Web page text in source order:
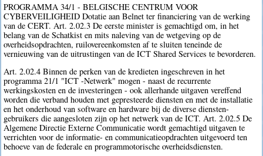
PROGRAMMA 34/1 - BELGISCHE CENTRUM VOOR
CYBERVEILIGHEID Dotatie aan Belnet ter financiering van de werking
van de CERT. Art. 2.02.3 De eerste minister is gemachtigd om, in het
belang van de Schatkist en mits naleving van de wetgeving op de
overheidsopdrachten, ruilovereenkomsten af te sluiten teneinde de
vernieuwing van de uitrustingen van de ICT Shared Services te bevorderen.
Art. 2.02.4 Binnen de perken van de kredieten ingeschreven in het
programma 21/1 "ICT -Netwerk" mogen - naast de recurrente
werkingskosten en de investeringen - ook allerhande uitgaven vereffend
worden die verband houden met gepresteerde diensten en met de installatie
en het onderhoud van software en hardware bij de diverse diensten-
gebruikers die aangesloten zijn op het netwerk van de ICT. Art. 2.02.5 De
Algemene Directie Externe Communicatie wordt gemachtigd uitgaven te
verrichten voor de informatie- en communicatieopdrachten uitgevoerd ten
behoeve van de federale en programmotorische overheidsdiensten.